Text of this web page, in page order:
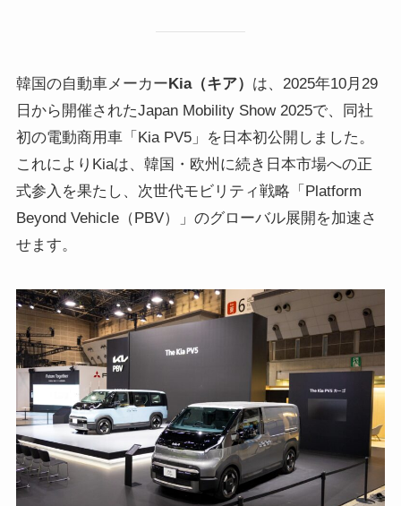
韓国の自動車メーカーKia（キア） は、2025年10月29
日から開催されたJapan Mobility Show 2025で、同社
初の電動商用車「Kia PV5」を日本初公開しました。
これによりKiaは、韓国・欧州に続き日本市場への正
式参入を果たし、次世代モビリティ戦略「Platform
Beyond Vehicle（PBV）」のグローバル展開を加速さ
せます。